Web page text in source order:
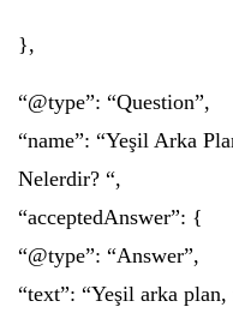
},
“@type”: “Question”,
“name”: “Yeşil Arka
Nelerdir? “,
“acceptedAnswer”: {
“@type”: “Answer”,
“text”: “Yeşil arka